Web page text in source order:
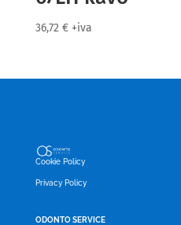
36,72 € +iva
Cookie Policy
Privacy Policy
ODONTO SERVICE